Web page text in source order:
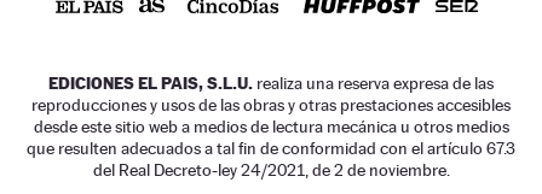
EDICIONES EL PAIS, S.L.U. realiza una reserva expresa de las
reproducciones y usos de las obras y otras prestaciones accesibles
desde este sitio web a medios de lectura mecánica u otros medios
que resulten adecuados a tal fin de conformidad con el artículo 67.3
del Real Decreto-ley 24/2021, de 2 de noviembre.